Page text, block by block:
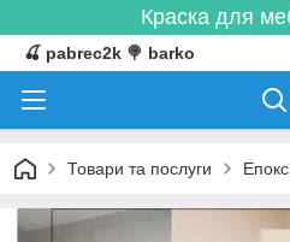
Краска для
🍒 pabrec2k 🍭 barko
Товари та послуги